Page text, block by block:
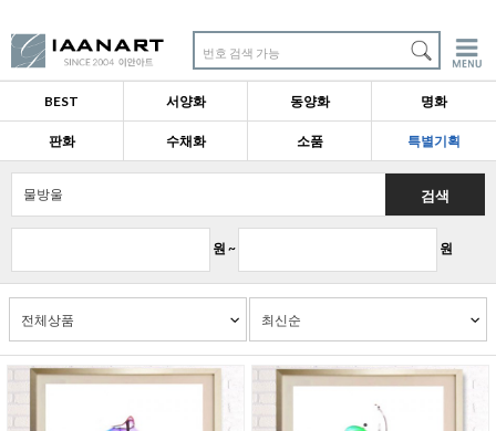
번호 검색 가능
BEST 서양화 동양화 명화
판화 수채화 소품 특별기획
원 ~ 원
검색